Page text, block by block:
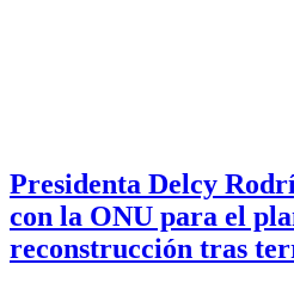
Presidenta Delcy
con la ONU para el
reconstrucción tras